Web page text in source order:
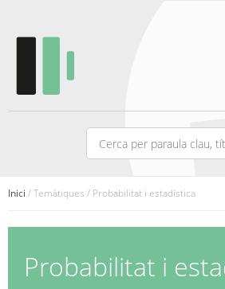
Inici / Temàtiques / Probabilitat i estadística
Probabilitat i